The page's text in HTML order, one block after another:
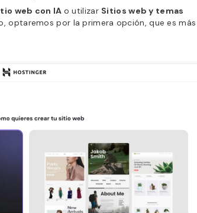
web con IA o utilizar Sitios web y temas
optaremos por la primera opción, que es más